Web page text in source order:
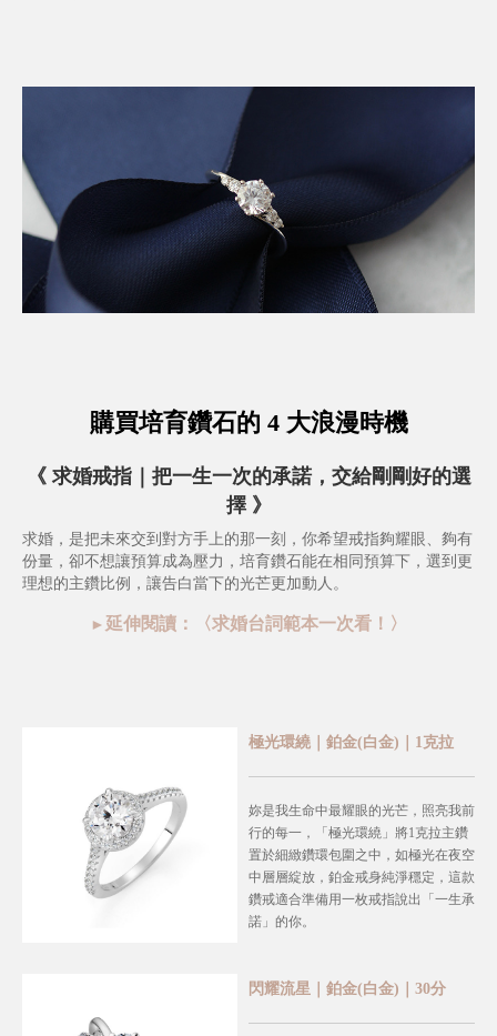
購買培育鑽石的 4 大浪漫時機
《 求婚戒指｜把一生一次的承諾，交給剛剛好的選
擇 》
求婚，是把未來交到對方手上的那一刻，你希望戒指夠耀眼、夠有
份量，卻不想讓預算成為壓力，培育鑽石能在相同預算下，選到更
理想的主鑽比例，讓告白當下的光芒更加動人。
► 延伸閱讀：〈求婚台詞範本一次看！ 〉
極光環繞｜鉑金(白金)｜1克拉
妳是我生命中最耀眼的光芒，照亮我前
行的每一，
「極光環繞」將1克拉主鑽
置於細緻鑽環包圍之中，如極光在夜空
中層層綻放，鉑金戒身純淨穩定，這款
鑽戒適合準備用一枚戒指說出「一生承
諾」的你。
閃耀流星｜鉑金(白金)｜30分